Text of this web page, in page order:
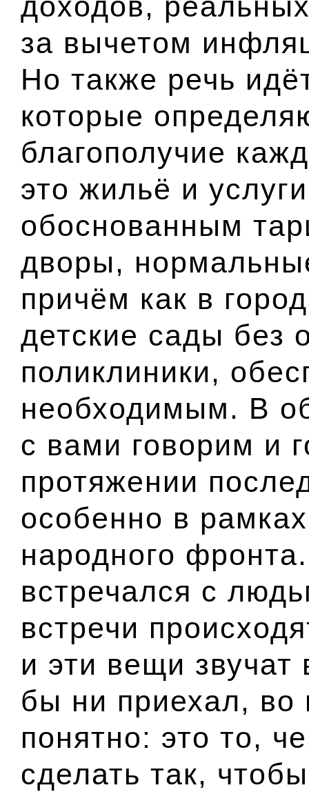
за вычетом
Но также речь
которые
благополучие
это жильё и
обоснованным
дворы,
причём как в
детские сады без
поликлиники,
необходимым. В
с вами говорим и
протяжении
особенно в
народного фронта
встречался с
встречи
и эти вещи звучат
бы ни приехал, во
понятно: это то,
сделать так,